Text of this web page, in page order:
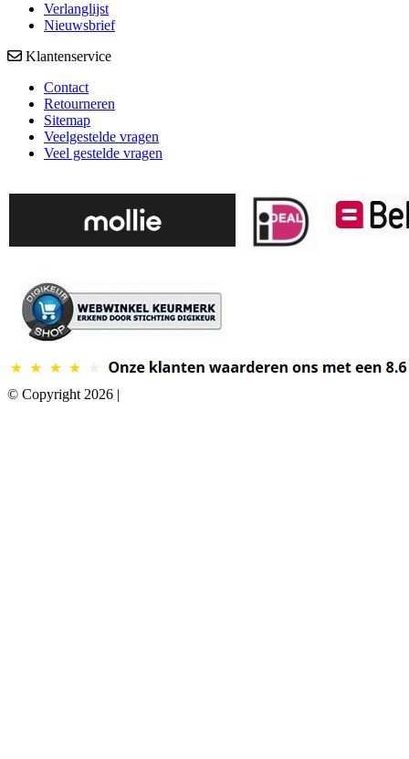
Verlanglijst
Nieuwsbrief
Klantenservice
Contact
Retourneren
Sitemap
Veelgestelde vragen
Veel gestelde vragen
© Copyright 2026 |